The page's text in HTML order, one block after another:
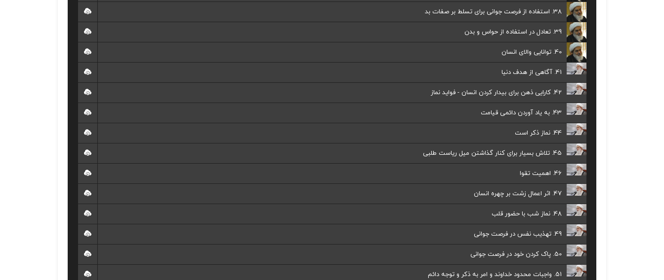
38. استفاده از فرصت جوانی برای تسلط بر صفات بد
39. تعادل در استفاده از حواس و بدن
40. توانایی والای انسان
41. آگاهی از هدف دنیا
42. کارایی ذهن برای بیدار کردن انسان - فواید نماز
43. به یاد آوردن دائمی قیامت
44. نماز ذکر است
45. تلاش بسیار برای کنار گذاشتن میل ریاست طلبی
46. اهمیت تقوا
47. اثر اعمال زشت بر چهره انسان
48. نماز شب با حضور قلب
49. تهذیب نفس در فرصت جوانی
50. پاک کردن خود در فرصت جوانی
51. واجبات محدود خداوند و امر به ذکر و توجه دائم